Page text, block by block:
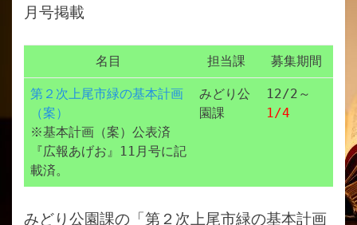
月号掲載
名目 担当課 募集期間
第２次上尾市緑の基本計画
（案）
※基本計画（案）公表済
『広報あげお』11月号に記
載済。
みどり公
園課
12/2～
1/4
みどり公園課の「第２次上尾市緑の基本計画